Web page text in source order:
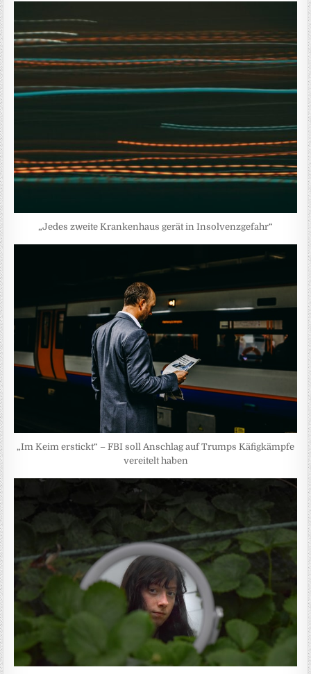
„Jedes zweite Krankenhaus gerät in Insolvenzgefahr“
„Im Keim erstickt“ – FBI soll Anschlag auf Trumps Käfigkämpfe
vereitelt haben